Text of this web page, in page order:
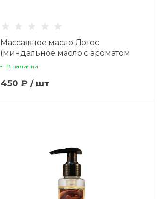
Массажное масло Лотос
(миндальное масло с ароматом
лотоса) 100 мл
В наличии
450 ₽/ шт